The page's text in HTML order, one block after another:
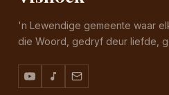
'n Lewendige gemeente waar
die Woord, gedryf deur liefde,